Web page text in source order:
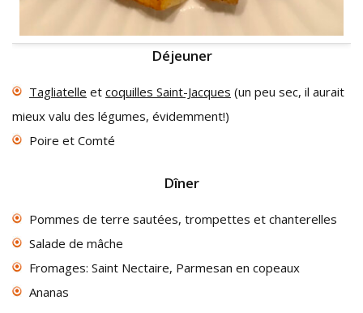
Déjeuner
Tagliatelle et coquilles Saint-Jacques (un peu sec, il aurait
mieux valu des légumes, évidemment!)
Poire et Comté
Dîner
Pommes de terre sautées, trompettes et chanterelles
Salade de mâche
Fromages: Saint Nectaire, Parmesan en copeaux
Ananas